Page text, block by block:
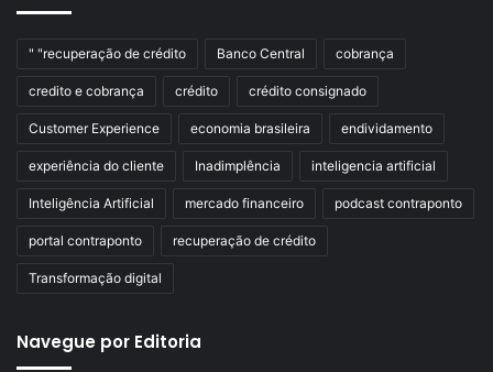
" "recuperação de crédito Banco Central cobrança
credito e cobrança crédito crédito consignado
Customer Experience economia brasileira endividamento
experiência do cliente Inadimplência inteligencia artificial
Inteligência Artificial mercado financeiro podcast contraponto
portal contraponto recuperação de crédito
Transformação digital
Navegue por Editoria